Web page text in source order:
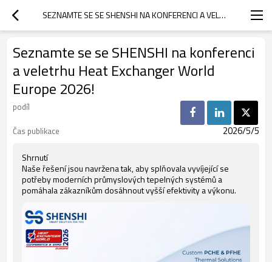
SEZNAMTE SE SE SHENSHI NA KONFERENCI A VELETRHU HEAT EXCHANGER WORLD EUROPE 2026!
Seznamte se se SHENSHI na konferenci
a veletrhu Heat Exchanger World
Europe 2026!
podíl
Čas publikace
2026/5/5
Shrnutí
Naše řešení jsou navržena tak, aby splňovala vyvíjející se
potřeby moderních průmyslových tepelných systémů a
pomáhala zákazníkům dosáhnout vyšší efektivity a výkonu.